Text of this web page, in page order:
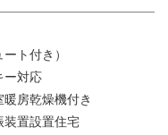
ト付き）
ー対応
房乾燥機付き
装置設置住宅